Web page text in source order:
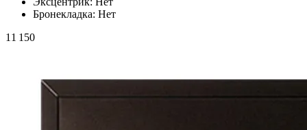
Бронекладка: Нет
11 150